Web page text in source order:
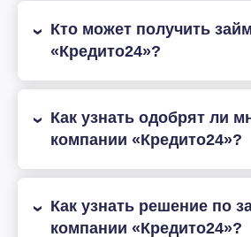
Кто может получить
«Кредито24»?
Как узнать одобрят ли
компании «Кредито24»?
Как узнать решение по
компании «Кредито24»?